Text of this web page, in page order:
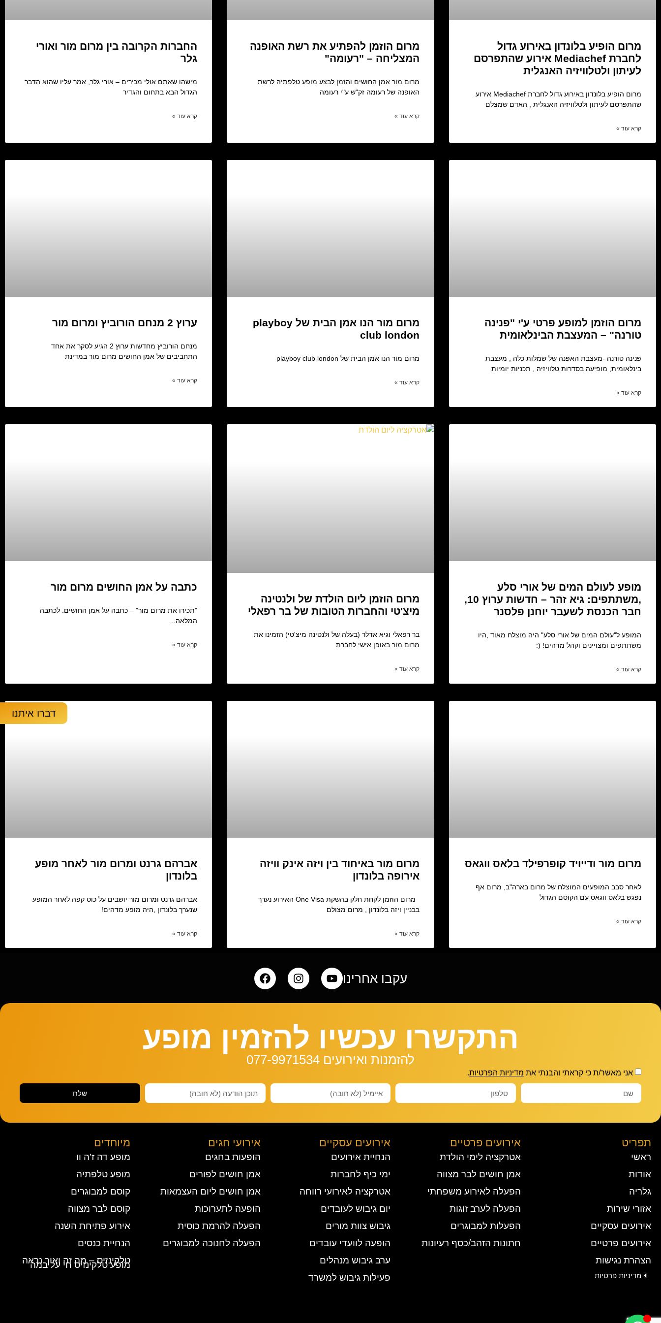
מרום הופיע בלונדון באירוע גדול
לחברת Mediachef אירוע שהתפרסם
לעיתון ולטלוויזיה האנגלית
מרום הופיע בלונדון באירוע גדול לחברת Mediachef אירוע
שהתפרסם לעיתון ולטלוויזיה האנגלית , האדם שמצלם
קרא עוד »
מרום הוזמן להפתיע את רשת האופנה
המצליחה – "רעומה"
מרום מור אמן החושים והזמן לבצע מופע טלפתיה לרשת
האופנה של רעומה זק"ש ע"י רעומה
קרא עוד »
החברות הקרובה בין מרום מור ואורי
גלר
מישהו שאתם אולי מכירים – אורי גלר, אמר עליו שהוא הדבר
הגדול הבא בתחום והגדיר
קרא עוד »
מרום הוזמן למופע פרטי ע'י "פנינה
טורנה" – המעצבת הבינלאומית
פנינה טורנה -מעצבת האפנה של שמלות כלה , מעצבת
בינלאומית, מופיעה בסדרות טלוויזיה , תכניות יומיות
קרא עוד »
מרום מור הנו אמן הבית של playboy
club london
מרום מור הנו אמן הבית של playboy club london
קרא עוד »
ערוץ 2 מנחם הורוביץ ומרום מור
מנחם הורוביץ מחדשות ערוץ 2 הגיע לסקר את אחד
התחביבים של אמן החושים מרום מור במדינת
קרא עוד »
מופע לעולם המים של אורי סלע
,משתתפים: גיא זהר – חדשות ערוץ 10,
חבר הכנסת לשעבר יוחנן פלסנר
המופע ל"עולם המים של אורי סלע" היה מוצלח מאוד ,היו
משתתפים ומצויינים וקהל מדהים! (:
קרא עוד »
מרום הוזמן ליום הולדת של ולנטינה
מיצ'טי והחברות הטובות של בר רפאלי
בר רפאלי וגיא אדלר (בעלה של ולנטינה מיצ'טי) הזמינו את
מרום מור באופן אישי לחברת
קרא עוד »
כתבה על אמן החושים מרום מור
"תכירו את מרום מור" – כתבה על אמן החושים. לכתבה
המלאה…
קרא עוד »
מרום מור ודייויד קופרפילד בלאס ווגאס
לאחר סבב המופעים המוצלח של מרום בארה"ב, מרום אף
נפגש בלאס ווגאס עם הקוסם הגדול
קרא עוד »
מרום מור באיחוד בין ויזה אינק וויזה
אירופה בלונדון
מרום הוזמן לקחת חלק בהשקת One Visa האירוע נערך
בבניין ויזה בלונדון , מרום מצולם
קרא עוד »
אברהם גרנט ומרום מור לאחר מופע
בלונדון
אברהם גרנט ומרום מור יושבים על כוס קפה לאחר המופע
שנערך בלונדון ,היה מופע מדהים!
קרא עוד »
עקבו אחרינו
התקשרו עכשיו להזמין מופע
להזמנות ואירועים 077-9971534
אני מאשר/ת כי קראתי והבנתי את מדיניות הפרטיות.
שלח
תפריט
ראשי
אודות
גלריה
אזורי שירות
אירועים עסקיים
אירועים פרטיים
הצהרת נגישות
מדיניות פרטיות
אירועים פרטיים
אטרקציה לימי הולדת
אמן חושים לבר מצווה
הפעלה לאירוע משפחתי
הפעלה לערב זוגות
הפעלות למבוגרים
חתונות הזהב/כסף רעיונות
אירועים עסקיים
הנחיית אירועים
ימי כיף לחברות
אטרקציה לאירועי רווחה
יום גיבוש לעובדים
גיבוש צוות מורים
הופעה לוועדי עובדים
ערב גיבוש מנהלים
פעילות גיבוש למשרד
אירועי חגים
הופעות בחגים
אמן חושים לפורים
אמן חושים ליום העצמאות
הופעה לתערוכות
הפעלה להרמת כוסית
הפעלה לחנוכה למבוגרים
מיוחדים
מופע דה ז’ה וו
מופע טלפתיה
קוסם למבוגרים
קוסם לבר מצווה
אירוע פתיחת השנה
הנחיית כנסים
טלקינזיס – מה זה ואיך נראה
מופע טלקינזיס חי על במה
דברו איתנו